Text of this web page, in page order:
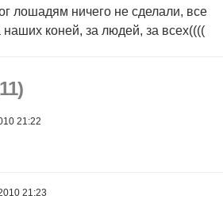
лошадям ничего не сделали, все
наших коней, за людей, за всех((((
21:22
21:23